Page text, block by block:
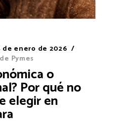
de enero de 2026
Pymes
o
Por qué no
elegir en